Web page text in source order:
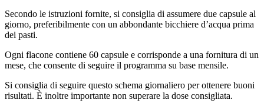
Secondo le istruzioni fornite, si consiglia di assumere due capsule al
giorno, preferibilmente con un abbondante bicchiere d’acqua prima
dei pasti.
Ogni flacone contiene 60 capsule e corrisponde a una fornitura di un
mese, che consente di seguire il programma su base mensile.
Si consiglia di seguire questo schema giornaliero per ottenere buoni
risultati. È inoltre importante non superare la dose consigliata.